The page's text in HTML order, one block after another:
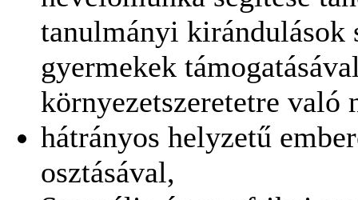
tanulmányi kirándulások
gyermekek
környezetszeretetre való
hátrányos helyzetű
osztásával,